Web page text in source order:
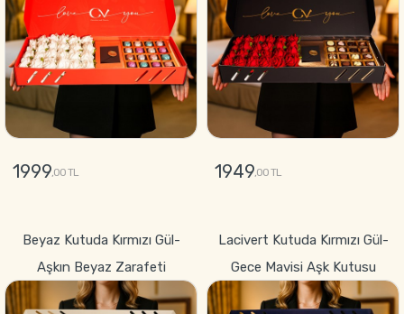
1999,00 TL 1949,00 TL
Beyaz Kutuda Kırmızı Gül-
Aşkın Beyaz Zarafeti
Lacivert Kutuda Kırmızı Gül-
Gece Mavisi Aşk Kutusu